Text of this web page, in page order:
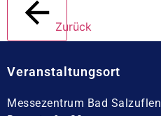
Zurück
Veranstaltungsort
Messezentrum Bad Salzuflen